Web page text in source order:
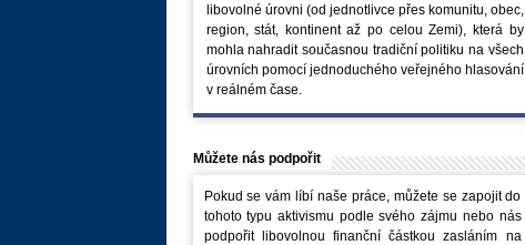
libovolné úrovni (od jednotlivce přes komunitu, obec,
region, stát, kontinent až po celou Zemi), která by
mohla nahradit současnou tradiční politiku na všech
úrovních pomocí jednoduchého veřejného hlasování
v reálném čase.
Můžete nás podpořit
Pokud se vám líbí naše práce, můžete se zapojit do
tohoto typu aktivismu podle svého zájmu nebo nás
podpořit libovolnou finanční částkou zasláním na